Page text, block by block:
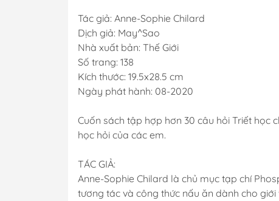
Tác giả: Anne-Sophie Chilard
Dịch giả: May^Sao
Nhà xuất bản: Thế Giới
Số trang: 138
Kích thước: 19.5x28.5 cm
Ngày phát hành: 08-2020
Cuốn sách tập hợp hơn 30 câu hỏi Triết học
học hỏi của các em.
TÁC GIẢ:
Anne-Sophie Chilard là chủ mục tạp chí
tương tác và công thức nấu ăn dành cho giới